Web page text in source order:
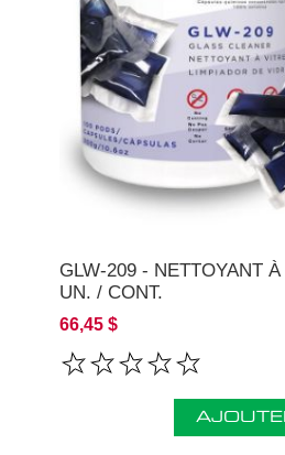
GLW-209 - NETTOYANT
UN. / CONT.
66,45 $